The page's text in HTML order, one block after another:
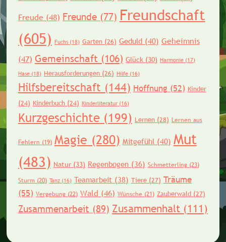
Freude(48) Freunde(77) Freundschaft
(605) Fuchs(18) Garten(26) Geduld(40) Geheimnis
(47) Gemeinschaft(106) Glück(30) Harmonie(17)
Hase(18) Herausforderungen(26) Hilfe(16)
Hilfsbereitschaft (144) Hoffnung (52) Kinder
(24) Kinderbuch(24) Kinderliteratur(16)
Kurzgeschichte(199) Lernen(28) Lernen aus
Fehlern (19) Magie (280) Mitgefühl(40) Mut
(483) Natur(33) Regenbogen(36) Schmetterling(23)
Sturm(20) Tanz(16) Teamarbeit(38) Tiere(27) Träume
(55) Vergebung(22) Wald (46) Wünsche (21) Zauberwald(27)
Zusammenarbeit (89) Zusammenhalt(111)